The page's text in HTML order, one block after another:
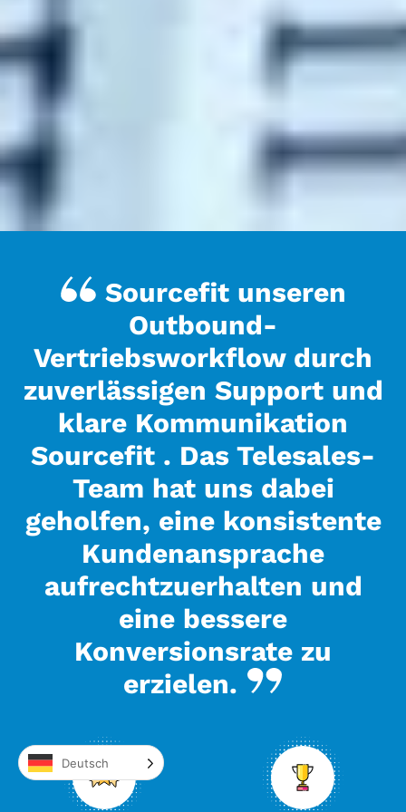
Sourcefit unseren
Outbound-
Vertriebsworkflow durch
zuverlässigen Support und
klare Kommunikation
Sourcefit . Das Telesales-
Team hat uns dabei
geholfen, eine konsistente
Kundenansprache
aufrechtzuerhalten und
eine bessere
Konversionsrate zu
erzielen.
Deutsch